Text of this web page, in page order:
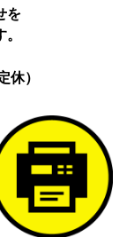
。
情報取扱い契約
）を締結していま
前にご本人の同意
がある場合であっ
を
休）